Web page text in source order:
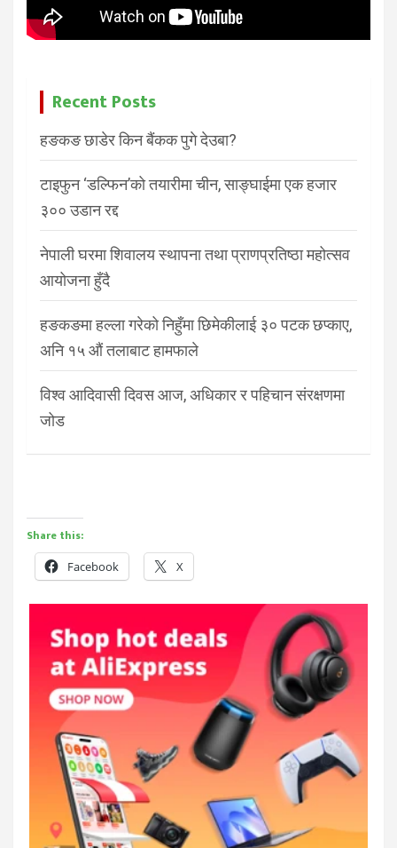
Recent Posts
हङकङ छाडेर किन बैंकक पुगे देउबा?
टाइफुन ‘डल्फिन’को तयारीमा चीन, साङ्घाईमा एक हजार
३०० उडान रद्द
नेपाली घरमा शिवालय स्थापना तथा प्राणप्रतिष्ठा महोत्सव
आयोजना हुँदै
हङकङमा हल्ला गरेको निहुँमा छिमेकीलाई ३० पटक छप्काए,
अनि १५ औं तलाबाट हामफाले
विश्व आदिवासी दिवस आज, अधिकार र पहिचान संरक्षणमा
जोड
Share this:
Facebook X